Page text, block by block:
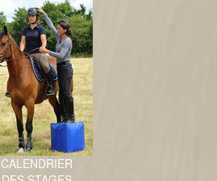
CALENDRIER